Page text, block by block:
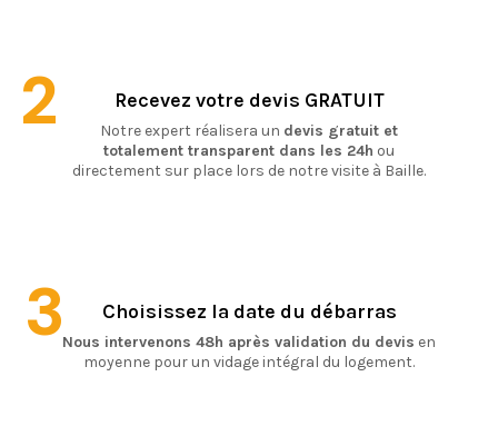
Recevez votre devis GRATUIT
Notre expert réalisera un devis gratuit et
totalement transparent dans les 24h ou
directement sur place lors de notre visite à Baille.
2
Choisissez la date du débarras
Nous intervenons 48h après validation du devis en
moyenne pour un vidage intégral du logement.
3